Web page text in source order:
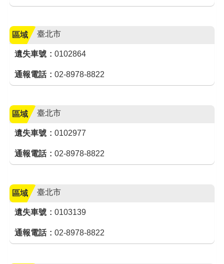
區域 臺北市
遺失車號 0102864
通報電話 02-8978-8822
區域 臺北市
遺失車號 0102977
通報電話 02-8978-8822
區域 臺北市
遺失車號 0103139
通報電話 02-8978-8822